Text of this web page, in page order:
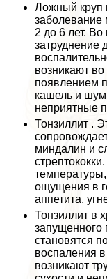
Ложный круп
заболевание
2 до 6 лет. Во
затруднение
возникают
появлением
кашель и
неприятные
Тонзиллит .
миндалин и
ощущения в
аппетита,
Тонзиллит в
запущенного
становятся
воспаления
возникают